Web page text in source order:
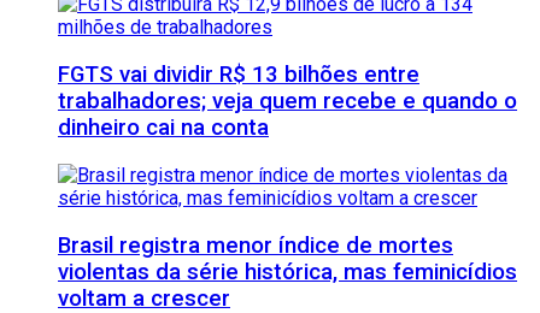
FGTS vai dividir R$ 13 bilhões entre
trabalhadores; veja quem recebe e quando o
dinheiro cai na conta
Brasil registra menor índice de mortes
violentas da série histórica, mas feminicídios
voltam a crescer